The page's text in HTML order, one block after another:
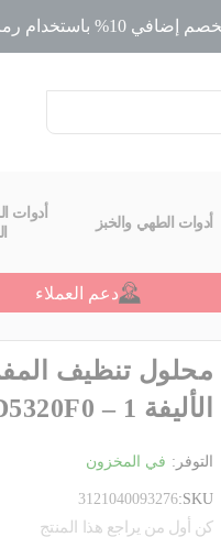
رمز الخصم
أدوات الطهي والخبز
أدوات
دعم العملاء
محلول تنظيف
الأليفة XD5320F0 – 1 لتر
التوفر: في المخزون
SKU
3121040093276
كن أول من يراجع هذا المنتج